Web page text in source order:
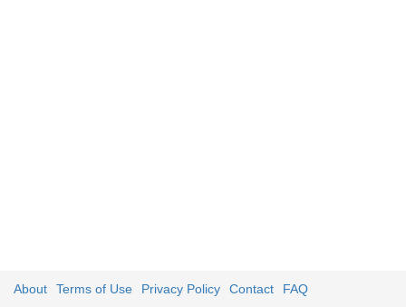
About Terms of Use Privacy Policy Contact FAQ